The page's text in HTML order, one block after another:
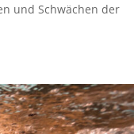
und Schwächen der